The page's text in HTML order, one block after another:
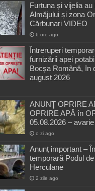
Furtuna și vijelia au
Almăjului și zona
Cărbunari VIDEO
6 ore ago
Întreruperi
furnizării apei
Bocșa Română, în
august 2026
ANUNŢ OPRIRE
OPRIRE APĂ în
05.08.2026 – avarie
o zi ago
Anunț important –
temporară Podul
Herculane
2 zile ago